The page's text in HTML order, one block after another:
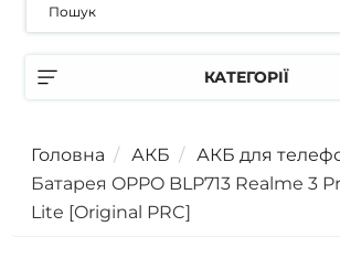
КАТЕГОРІЇ
Головна АКБ АКБ для
Батарея OPPO BLP713 Realme 3
Lite [Original PRC]